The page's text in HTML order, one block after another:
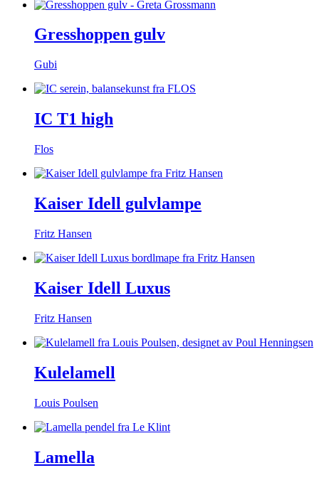
Gresshoppen gulv
Gubi
IC T1 high
Flos
Kaiser Idell gulvlampe
Fritz Hansen
Kaiser Idell Luxus
Fritz Hansen
Kulelamell
Louis Poulsen
Lamella